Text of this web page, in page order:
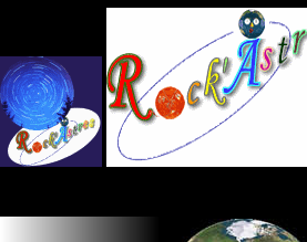
Panneau de gestion des cookies